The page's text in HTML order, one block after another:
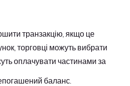
транзакцію, якщо це
торговці можуть вибрати
оплачувати частинами за
баланс.